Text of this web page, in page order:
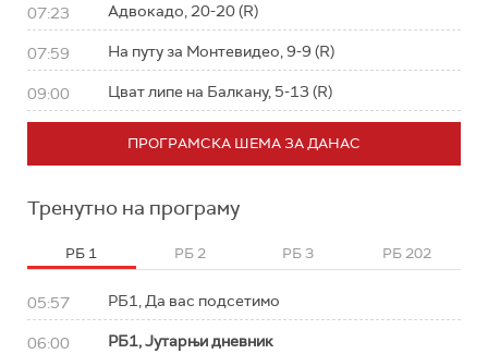
07:23 Адвокадо, 20-20 (R)
07:59 На путу за Монтевидео, 9-9 (R)
09:00 Цват липе на Балкану, 5-13 (R)
ПРОГРАМСКА ШЕМА ЗА ДАНАС
Тренутно на програму
РБ 1 РБ 2 РБ 3 РБ 202
05:57 РБ1, Да вас подсетимо
06:00 РБ1, Јутарњи дневник